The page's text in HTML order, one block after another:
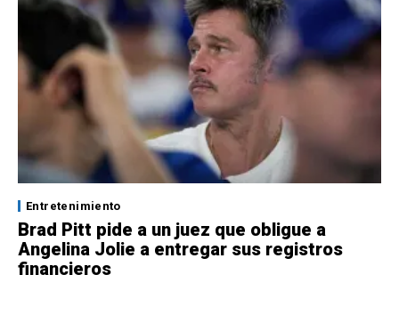
Entretenimiento
Brad Pitt pide a un juez que obligue a
Angelina Jolie a entregar sus registros
financieros